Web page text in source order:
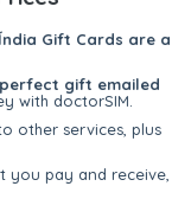
Gift Cards are a
gift emailed
with doctorSIM.
other services, plus
you pay and receive,